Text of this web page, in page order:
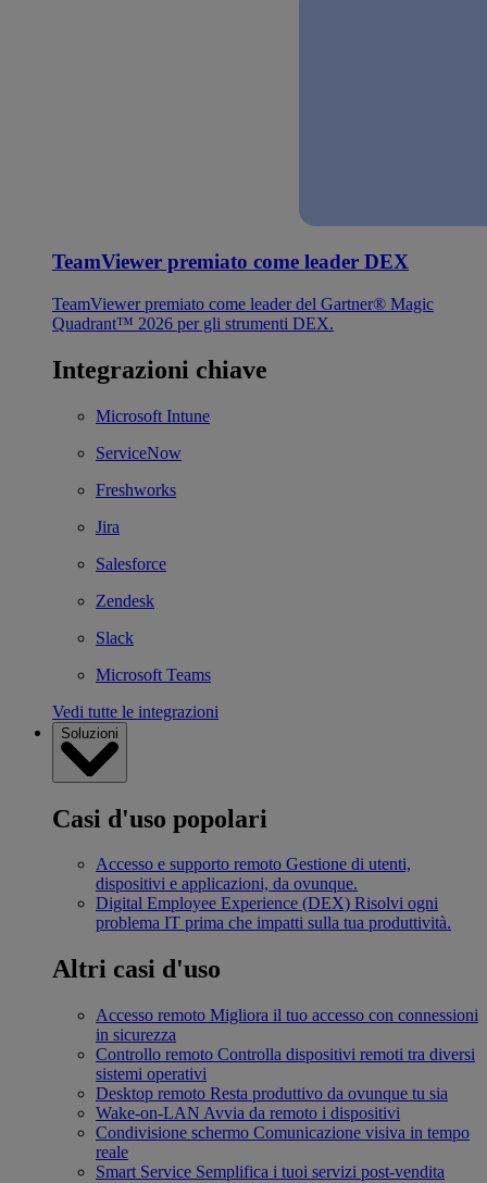
TeamViewer premiato come leader DEX
TeamViewer premiato come leader del Gartner® Magic
Quadrant™ 2026 per gli strumenti DEX.
Integrazioni chiave
Microsoft Intune
ServiceNow
Freshworks
Jira
Salesforce
Zendesk
Slack
Microsoft Teams
Vedi tutte le integrazioni
Soluzioni
Casi d'uso popolari
Accesso e supporto remoto Gestione di utenti,
dispositivi e applicazioni, da ovunque.
Digital Employee Experience (DEX) Risolvi ogni
problema IT prima che impatti sulla tua produttività.
Altri casi d'uso
Accesso remoto Migliora il tuo accesso con connessioni
in sicurezza
Controllo remoto Controlla dispositivi remoti tra diversi
sistemi operativi
Desktop remoto Resta produttivo da ovunque tu sia
Wake-on-LAN Avvia da remoto i dispositivi
Condivisione schermo Comunicazione visiva in tempo
reale
Smart Service Semplifica i tuoi servizi post-vendita